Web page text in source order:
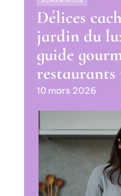
Délices
jardin du
guide
restaurants
10 mars 2026